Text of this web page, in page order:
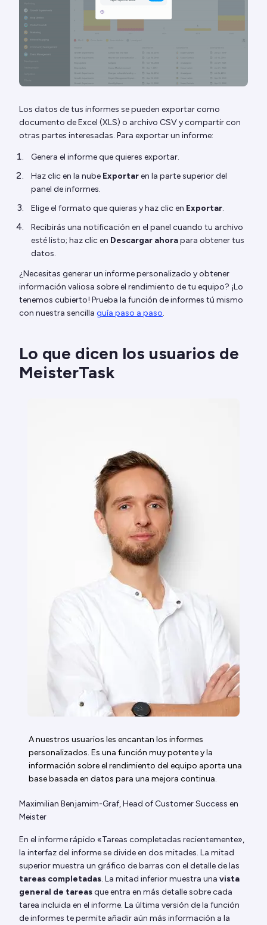
Los datos de tus informes se pueden exportar como
documento de Excel (XLS) o archivo CSV y compartir con
otras partes interesadas. Para exportar un informe:
Genera el informe que quieres exportar.
Haz clic en la nube Exportaren la parte superior del
panel de informes.
Elige el formato que quieras y haz clic en Exportar.
Recibirás una notificación en el panel cuando tu archivo
esté listo; haz clic en Descargar ahorapara obtener tus
datos.
¿Necesitas generar un informe personalizado y obtener
información valiosa sobre el rendimiento de tu equipo? ¡Lo
tenemos cubierto! Prueba la función de informes tú mismo
con nuestra sencilla guía paso a paso.
Lo que dicen los usuarios de
MeisterTask
A nuestros usuarios les encantan los informes
personalizados. Es una función muy potente y la
información sobre el rendimiento del equipo aporta una
base basada en datos para una mejora continua.
Maximilian Benjamim-Graf, Head of Customer Success en
Meister
En el informe rápido «Tareas completadas recientemente»,
la interfaz del informe se divide en dos mitades. La mitad
superior muestra un gráfico de barras con el detalle de las
tareas completadas. La mitad inferior muestra una vista
general de tareasque entra en más detalle sobre cada
tarea incluida en el informe. La última versión de la función
de informes te permite añadir aún más información a la